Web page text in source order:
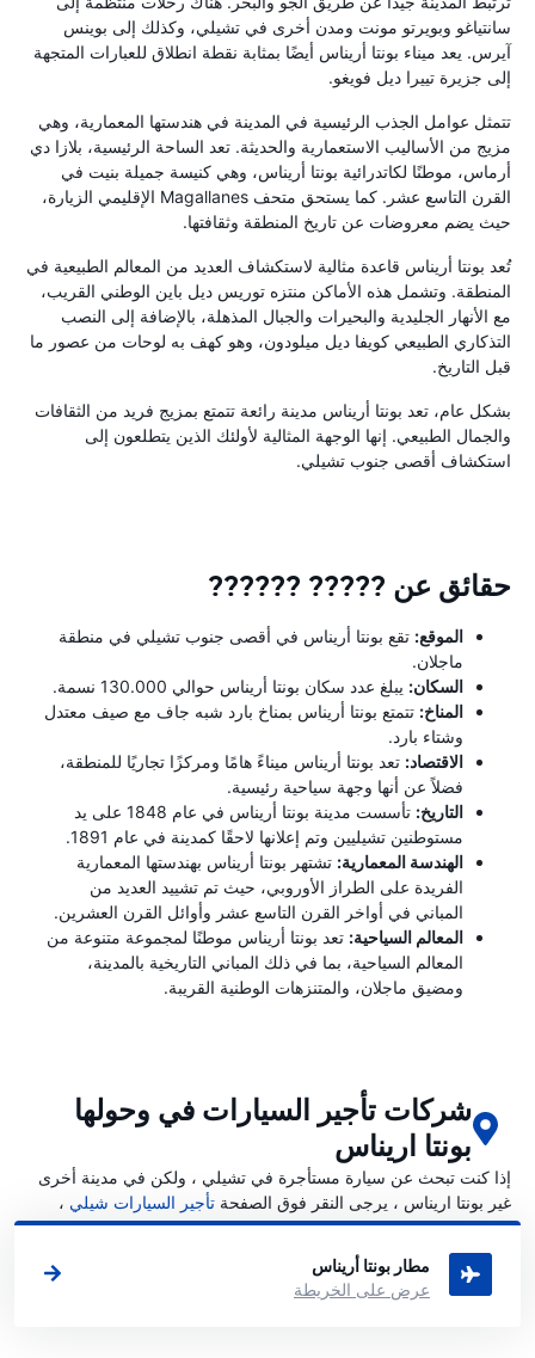
سانتياغو وبويرتو مونت ومدن أخرى في تشيلي، وكذلك إلى بوينس
آيرس. يعد ميناء بونتا أريناس أيضًا بمثابة نقطة انطلاق للعبارات المتجهة
إلى جزيرة تييرا ديل فويغو.
تتمثل عوامل الجذب الرئيسية في المدينة في هندستها المعمارية، وهي
مزيج من الأساليب الاستعمارية والحديثة. تعد الساحة الرئيسية، بلازا دي
أرماس، موطنًا لكاتدرائية بونتا أريناس، وهي كنيسة جميلة بنيت في
القرن التاسع عشر. كما يستحق متحف Magallanes الإقليمي الزيارة،
حيث يضم معروضات عن تاريخ المنطقة وثقافتها.
تُعد بونتا أريناس قاعدة مثالية لاستكشاف العديد من المعالم الطبيعية في
المنطقة. وتشمل هذه الأماكن منتزه توريس ديل باين الوطني القريب،
مع الأنهار الجليدية والبحيرات والجبال المذهلة، بالإضافة إلى النصب
التذكاري الطبيعي كويفا ديل ميلودون، وهو كهف به لوحات من عصور ما
قبل التاريخ.
بشكل عام، تعد بونتا أريناس مدينة رائعة تتمتع بمزيج فريد من الثقافات
والجمال الطبيعي. إنها الوجهة المثالية لأولئك الذين يتطلعون إلى
استكشاف أقصى جنوب تشيلي.
حقائق عن ????? ??????
الموقع: تقع بونتا أريناس في أقصى جنوب تشيلي في منطقة
ماجلان.
السكان: يبلغ عدد سكان بونتا أريناس حوالي 130.000 نسمة.
المناخ: تتمتع بونتا أريناس بمناخ بارد شبه جاف مع صيف معتدل
وشتاء بارد.
الاقتصاد: تعد بونتا أريناس ميناءً هامًا ومركزًا تجاريًا للمنطقة،
فضلاً عن أنها وجهة سياحية رئيسية.
التاريخ:
تأسست مدينة بونتا أريناس في عام 1848 على يد
مستوطنين تشيليين وتم إعلانها لاحقًا كمدينة في عام 1891.
الهندسة المعمارية: تشتهر بونتا أريناس بهندستها المعمارية
الفريدة على الطراز الأوروبي، حيث تم تشييد العديد من
المباني في أواخر القرن التاسع عشر وأوائل القرن العشرين.
المعالم السياحية: تعد بونتا أريناس موطنًا لمجموعة متنوعة من
المعالم السياحية، بما في ذلك المباني التاريخية بالمدينة،
ومضيق ماجلان، والمتنزهات الوطنية القريبة.
شركات تأجير السيارات في وحولها
بونتا اريناس
إذا كنت تبحث عن سيارة مستأجرة في تشيلي ، ولكن في مدينة أخرى
غير بونتا اريناس ، يرجى النقر فوق الصفحة تأجير السيارات شيلي ،
حيث يمكنك اختيار المدينة التي تريد استئجار سيارة فيها تشيلي.
مطار بونتا أريناس
عرض على الخريطة